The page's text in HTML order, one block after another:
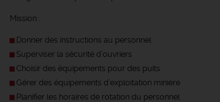
Mission :
Donner des instructions au personnel
Superviser la sécurité d’ouvriers
Choisir des équipements pour des puits
Gérer des équipements d’exploitation minière
Planifier les horaires de rotation du personnel